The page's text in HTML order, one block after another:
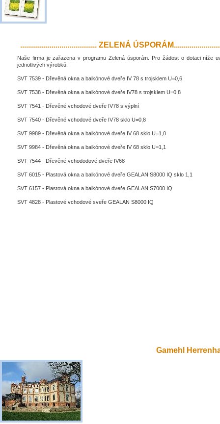
....................................... ZELENÁ
Naše firma je zařazena v programu Zelená úsporám. Pro žádost o dotaci níže
jednotlivých výrobků:
SVT 7539 - Dřevěná okna a balkónové dveře IV 78 s trojsklem U=0,6
SVT 7538 - Dřevěná okna a balkónové dveře IV78 s trojsklem U=0,8
SVT 7541 - Dřevěné vchodové dveře IV78 s výplní
SVT 7540 - Dřevěné vchodové dveře IV78 sklo U=0,8
SVT 9989 - Dřevěná okna a balkónové dveře IV 68 sklo U=1,0
SVT 9984 - Dřevěná okna a balkónové dveře IV 68 sklo U=1,1
SVT 7544 - Dřevěné vchododové dveře IV68
SVT 6015 - Plastová okna a balkónové dveře GEALAN S8000 IQ sklo 1,1
SVT 6157 - Plastová okna a balkónové dveře GEALAN S7000 IQ
SVT 4828 - Plastové vchodové sveře GEALAN S8000 IQ
Gamehl